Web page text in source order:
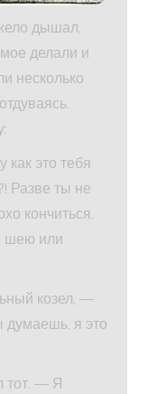
дышал,
делали и
несколько
это тебя
Разве ты не
кончиться.
шею или
козел, —
думаешь, я это
тот. — Я